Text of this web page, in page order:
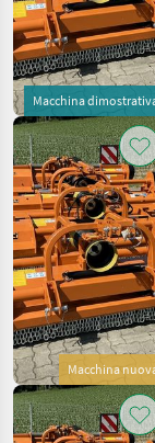
Macchina
Macchina